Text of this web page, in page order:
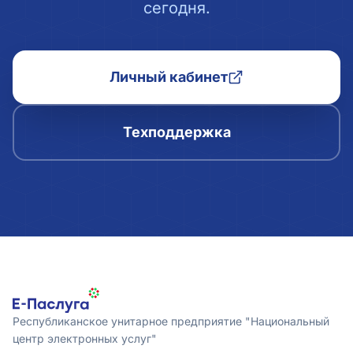
сегодня.
Личный кабинет
Техподдержка
Республиканское унитарное предприятие "Национальный
центр электронных услуг"